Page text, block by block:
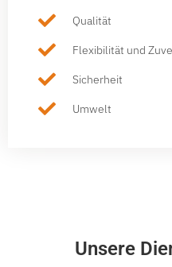
Qualität
Flexibilität und
Sicherheit
Umwelt
Unsere